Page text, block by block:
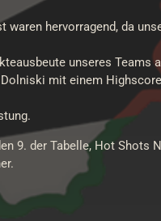
hervorragend, da
unseres Teams
mit einem
9. der Tabelle, Hot Shots